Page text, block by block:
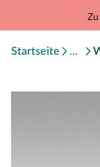
Startseite